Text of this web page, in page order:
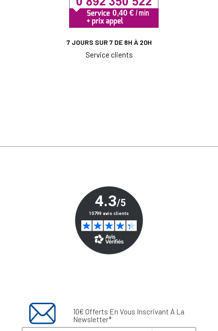
7 JOURS SUR 7 DE 8H À 20H
Service clients
10€ Offerts En Vous Inscrivant À La
Newsletter*